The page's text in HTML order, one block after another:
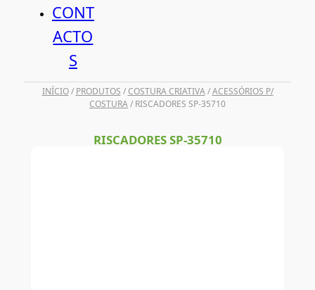
CONT
ACTO
S
INÍCIO/ PRODUTOS /COSTURA CRIATIVA/ACESSÓRIOS P/
COSTURA/ RISCADORES SP-35710
RISCADORES SP-35710